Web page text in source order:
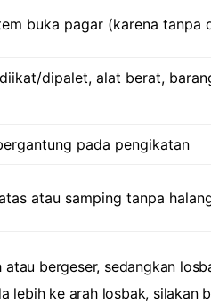
buka pagar (karena tanpa
dipalet, alat berat,
pada pengikatan
atau samping tanpa
bergeser, sedangkan
lebih ke arah losbak, silakan